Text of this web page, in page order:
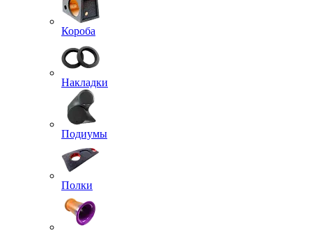
Короба
Накладки
Подиумы
Полки